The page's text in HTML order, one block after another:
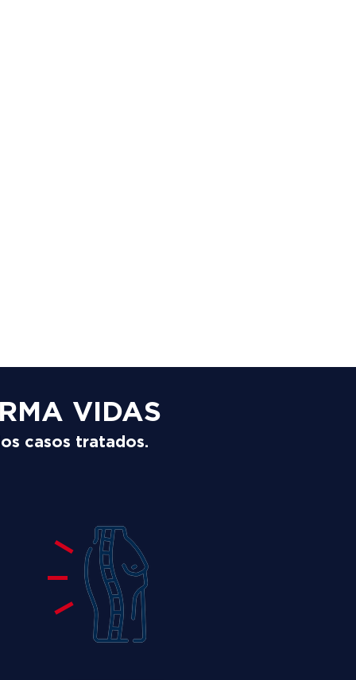
VIDAS
casos tratados.